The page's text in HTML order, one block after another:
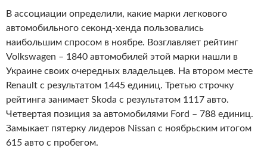
В ассоциации определили, какие марки легкового
автомобильного секонд-хенда пользовались
наибольшим спросом в ноябре. Возглавляет рейтинг
Volkswagen – 1840 автомобилей этой марки нашли в
Украине своих очередных владельцев. На втором месте
Renault с результатом 1445 единиц. Третью строчку
рейтинга занимает Skoda с результатом 1117 авто.
Четвертая позиция за автомобилями Ford – 788 единиц.
Замыкает пятерку лидеров Nissan с ноябрьским итогом
615 авто с пробегом.